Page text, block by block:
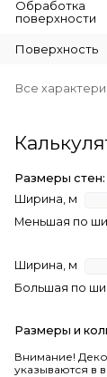
Обработка
поверхности
Поверхность
Все
Размеры стен:
Ширина, м
Меньшая по
Ширина, м
Большая по
Размеры и
Внимание!
указываются в